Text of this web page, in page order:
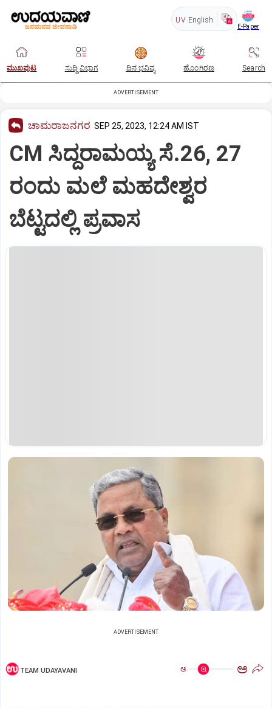
UV English
E-Paper
ಮುಖಪುಟ ಸುದ್ದಿ ವಿಭಾಗ ದಿನ ಭವಿಷ್ಯ ಹೊಂಗಿರಣ Search
ADVERTISEMENT
ಚಾಮರಾಜನಗರ SEP 25, 2023, 12:24 AM IST
CM ಸಿದ್ದರಾಮಯ್ಯ ಸೆ.26, 27
ರಂದು ಮಲೆ ಮಹದೇಶ್ವರ
ಬೆಟ್ಟದಲ್ಲಿ ಪ್ರವಾಸ
ADVERTISEMENT
TEAM UDAYAVANI ಅ ಅ